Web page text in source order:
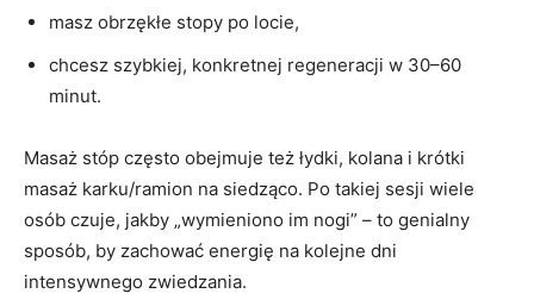
masz obrzękłe stopy po locie,
chcesz szybkiej, konkretnej regeneracji w 30–60
minut.
Masaż stóp często obejmuje też łydki, kolana i krótki
masaż karku/ramion na siedząco. Po takiej sesji wiele
osób czuje, jakby „wymieniono im nogi” – to genialny
sposób, by zachować energię na kolejne dni
intensywnego zwiedzania.